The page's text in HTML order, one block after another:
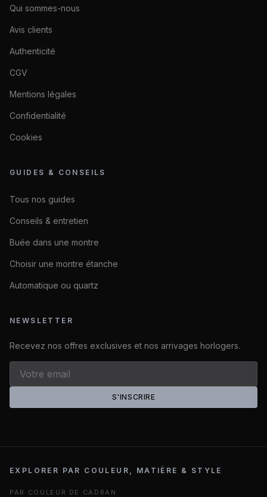
Qui sommes-nous
Avis clients
Authenticité
CGV
Mentions légales
Confidentialité
Cookies
GUIDES & CONSEILS
Tous nos guides
Conseils & entretien
Buée dans une montre
Choisir une montre étanche
Automatique ou quartz
NEWSLETTER
Recevez nos offres exclusives et nos arrivages horlogers.
S'INSCRIRE
EXPLORER PAR COULEUR, MATIÈRE & STYLE
PAR COULEUR DE CADRAN